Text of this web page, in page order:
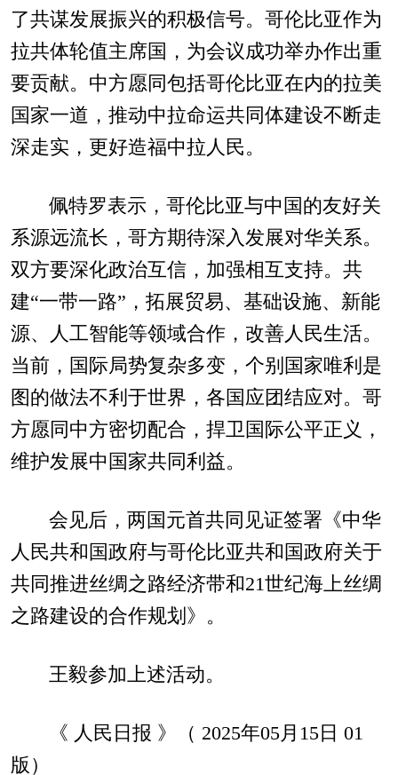
了共谋发展振兴的积极信号。哥伦比亚作为
拉共体轮值主席国，为会议成功举办作出重
要贡献。中方愿同包括哥伦比亚在内的拉美
国家一道，推动中拉命运共同体建设不断走
深走实，更好造福中拉人民。
佩特罗表示，哥伦比亚与中国的友好关
系源远流长，哥方期待深入发展对华关系。
双方要深化政治互信，加强相互支持。共
建“一带一路”，拓展贸易、基础设施、新能
源、人工智能等领域合作，改善人民生活。
当前，国际局势复杂多变，个别国家唯利是
图的做法不利于世界，各国应团结应对。哥
方愿同中方密切配合，捍卫国际公平正义，
维护发展中国家共同利益。
会见后，两国元首共同见证签署《中华
人民共和国政府与哥伦比亚共和国政府关于
共同推进丝绸之路经济带和21世纪海上丝绸
之路建设的合作规划》。
王毅参加上述活动。
《 人民日报 》（ 2025年05月15日 01
版）